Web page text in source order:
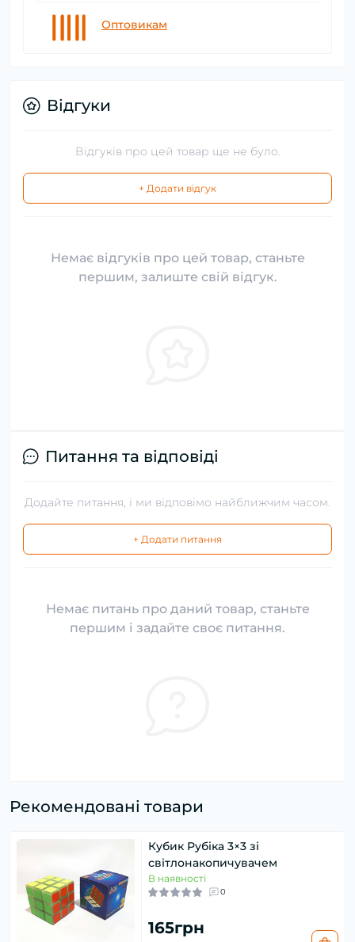
Оптовикам
Відгуки
Відгуків про цей товар ще не було.
+ Додати відгук
Немає відгуків про цей товар, станьте
першим, залиште свій відгук.
Питання та відповіді
Додайте питання, і ми відповімо найближчим часом.
+ Додати питання
Немає питань про даний товар, станьте
першим і задайте своє питання.
Рекомендовані товари
Кубик Рубіка 3×3 зі
світлонакопичувачем
В наявності
0
165грн